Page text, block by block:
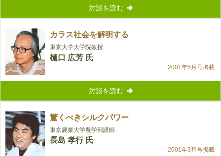
対談を読む
カラス社会を解明する
東京大学大学院教授
樋口 広芳 氏
2001年5月号掲載
対談を読む
驚くべきシルクパワー
東京農業大学農学部講師
長島 孝行 氏
2001年3月号掲載